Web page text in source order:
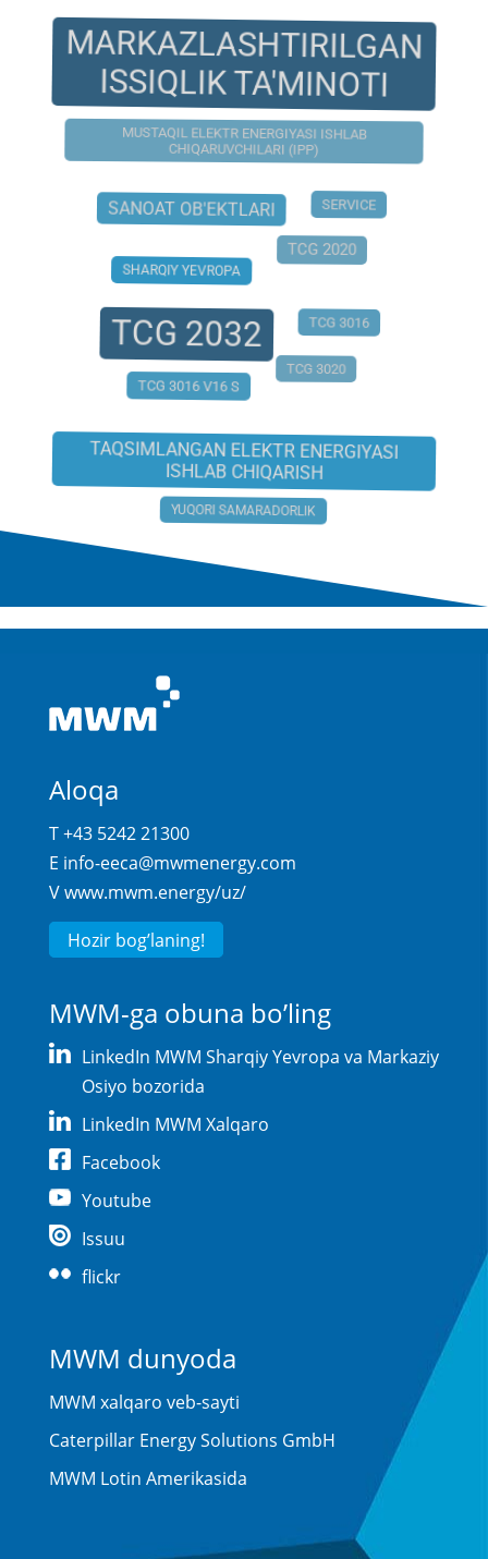
MARKAZLASHTIRILGAN
ISSIQLIK TA'MINOTI
MUSTAQIL ELEKTR ENERGIYASI ISHLAB
CHIQARUVCHILARI (IPP)
SANOAT OB'EKTLARI SERVICE
SHARQIY YEVROPA
TCG 2020
TCG 2032 TCG 3016
TCG 3016 V16 S
TCG 3020
TAQSIMLANGAN ELEKTR ENERGIYASI
ISHLAB CHIQARISH
YUQORI SAMARADORLIK
Aloqa
T +43 5242 21300
E info-eeca@mwmenergy.com
Vwww.mwm.energy/uz/
Hozir bog’laning!
MWM-ga obuna bo’ling
LinkedIn MWM Sharqiy Yevropa va Markaziy
Osiyo bozorida
LinkedIn MWM Xalqaro
Facebook
Youtube
Issuu
flickr
MWM dunyoda
MWM xalqaro veb-sayti
Caterpillar Energy Solutions GmbH
MWM Lotin Amerikasida